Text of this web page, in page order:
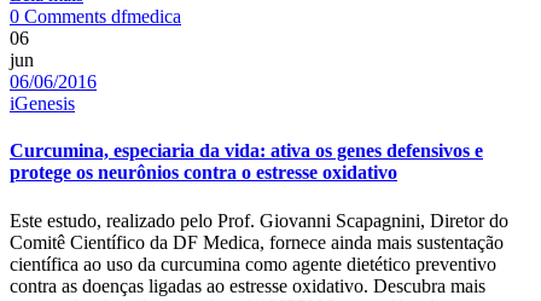
em
direção
medicina
do
futuro
0 Comments Author
dfmedica
06
jun
Date
06/06/2016
Categories
iGenesis
Curcumina, especiaria da vida: ativa os genes defensivos e
protege os neurônios contra o estresse oxidativo
Este estudo, realizado pelo Prof. Giovanni Scapagnini, Diretor do
Comitê Científico da DF Medica, fornece ainda mais sustentação
científica ao uso da curcumina como agente dietético preventivo
contra as doenças ligadas ao estresse oxidativo. Descubra mais